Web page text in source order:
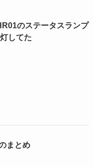
のステータスランプ
してた
まとめ